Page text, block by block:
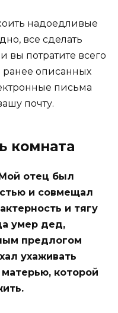
надоедливые
все сделать
вы потратите всего
ранее описанных
письма
почту.
комната
отец был
и совмещал
и тягу
умер дед,
предлогом
ухаживать
которой